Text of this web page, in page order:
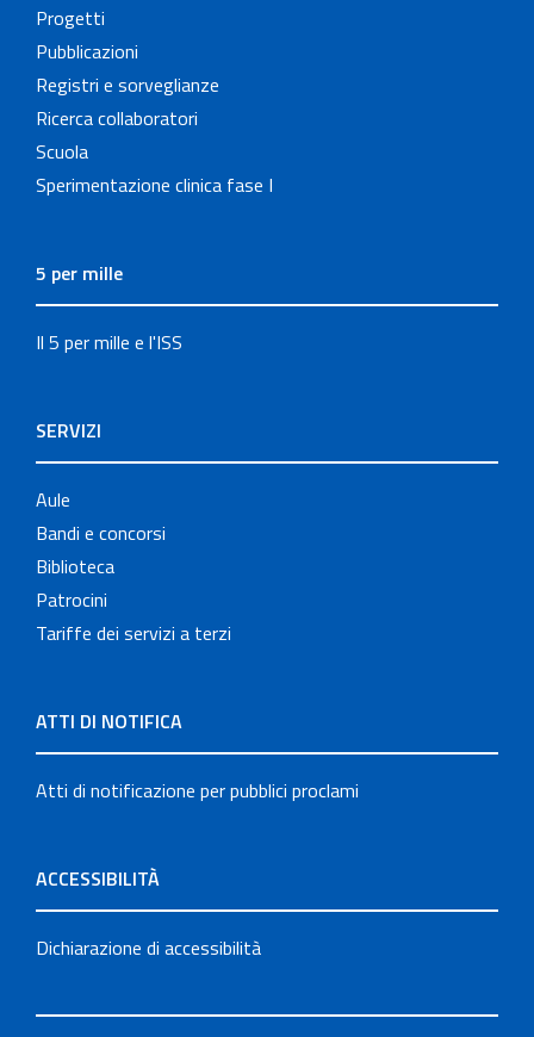
Progetti
Pubblicazioni
Registri e sorveglianze
Ricerca collaboratori
Scuola
Sperimentazione clinica fase I
5 per mille
Il 5 per mille e l'ISS
SERVIZI
Aule
Bandi e concorsi
Biblioteca
Patrocini
Tariffe dei servizi a terzi
ATTI DI NOTIFICA
Atti di notificazione per pubblici proclami
ACCESSIBILITÀ
Dichiarazione di accessibilità